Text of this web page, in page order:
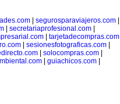
segurosparaviajeros.com
| secretariaprofesional.com|
| tarjetadecompras.com|
| sesionesfotograficas.com|
solocompras.com
guiachicos.com